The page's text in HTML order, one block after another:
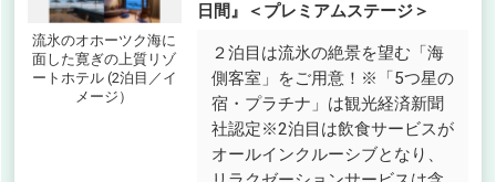
流氷のオホーツク海に
面した寛ぎの上質リゾ
ートホテル (2泊目／イ
メージ）
日間』＜プレミアムステージ＞
２泊目は流氷の絶景を望む「海
側客室」をご用意！※「5つ星の
宿・プラチナ」は観光経済新聞
社認定※2泊目は飲食サービスが
オールインクルーシブとなり、